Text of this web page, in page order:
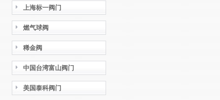
上海标一阀门
燃气球阀
稀金阀
中国台湾富山阀门
美国泰科阀门